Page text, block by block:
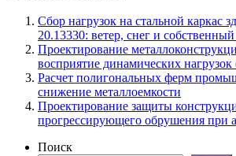
Сбор нагрузок на стальной каркас
20.13330: ветер, снег и собственный
Проектирование
восприятие динамических нагрузок
Расчет полигональных ферм
снижение металлоемкости
Проектирование защиты
прогрессирующего обрушения при
Поиск